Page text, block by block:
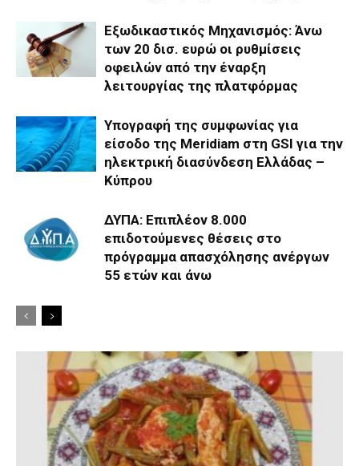
Εξωδικαστικός Μηχανισμός: Άνω
των 20 δισ. ευρώ οι ρυθμίσεις
οφειλών από την έναρξη
λειτουργίας της πλατφόρμας
Υπογραφή της συμφωνίας για
είσοδο της Meridiam στη GSI για την
ηλεκτρική διασύνδεση Ελλάδας –
Κύπρου
ΔΥΠΑ: Επιπλέον 8.000
επιδοτούμενες θέσεις στο
πρόγραμμα απασχόλησης ανέργων
55 ετών και άνω